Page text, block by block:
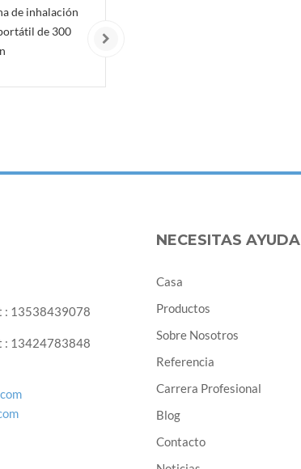
de inhalación
de 300
: 13538439078
: 13424783848
NECESITAS AYUDA
Casa
Productos
Sobre Nosotros
Referencia
Carrera Profesional
Blog
Contacto